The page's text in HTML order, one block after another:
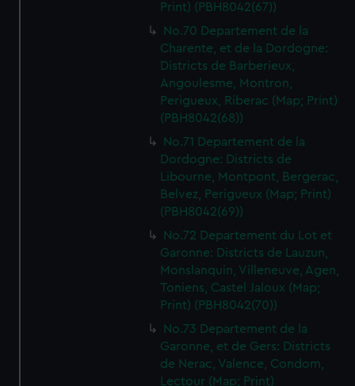
Print) (PBH8042(67))
No.70 Departement de la
Charente, et de la Dordogne:
Districts de Barberieux,
Angoulesme, Montron,
Perigueux, Riberac (Map; Print)
(PBH8042(68))
No.71 Departement de la
Dordogne: Districts de
Libourne, Montpont, Bergerac,
Belvez, Perigueux (Map; Print)
(PBH8042(69))
No.72 Departement du Lot et
Garonne: Districts de Lauzun,
Monslanquin, Villeneuve, Agen,
Toniens, Castel Jaloux (Map;
Print) (PBH8042(70))
No.73 Departement de la
Garonne, et de Gers: Districts
de Nerac, Valence, Condom,
Lectour (Map; Print)